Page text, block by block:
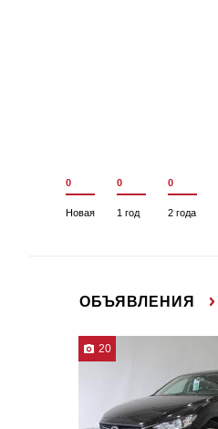
0
Новая
0
1 год
0
2 года
ОБЪЯВЛЕНИЯ
20